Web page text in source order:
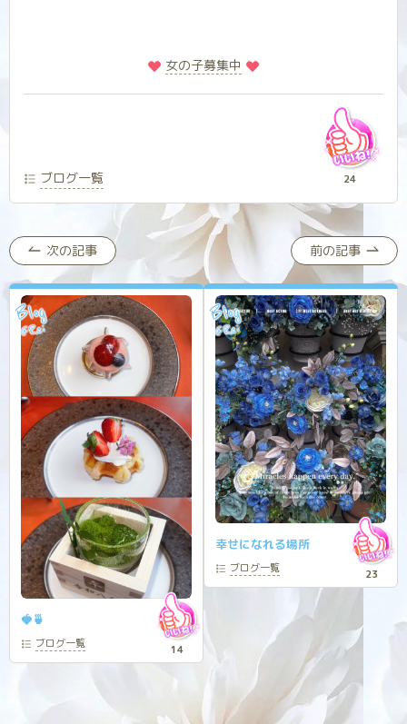
️女の子募集中
ブログ一覧 24
次の記事
Blog
@Rei
🍓🍵
ブログ一覧 14
前の記事
Blog
@Rei
幸せになれる場所
ブログ一覧 23